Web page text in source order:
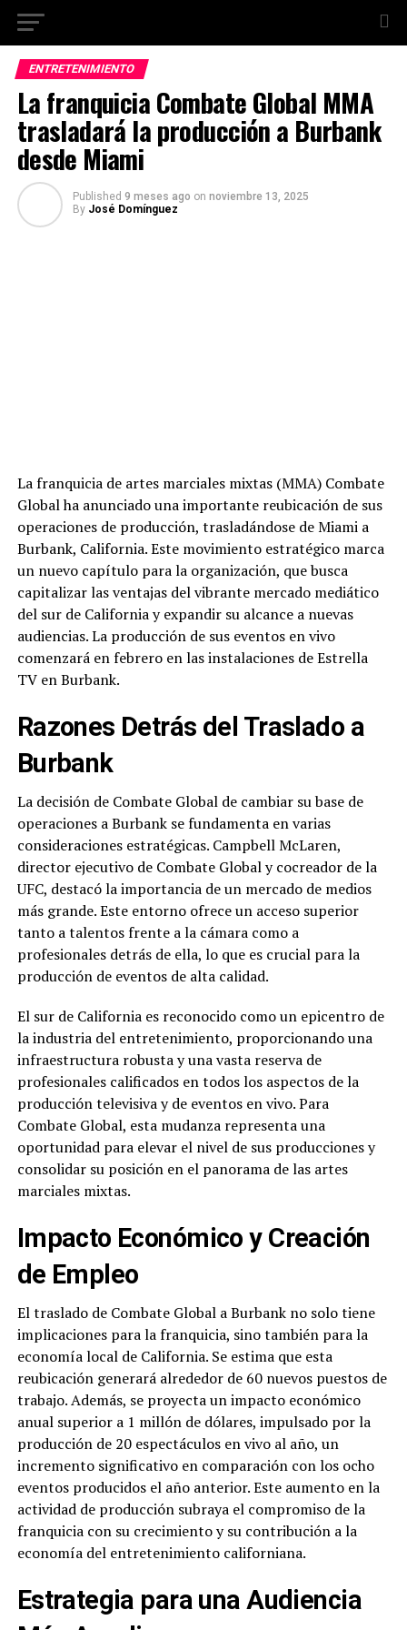
ENTRETENIMIENTO
La franquicia Combate Global MMA
trasladará la producción a Burbank
desde Miami
Published 9 meses ago on noviembre 13, 2025
By José Domínguez
La franquicia de artes marciales mixtas (MMA) Combate
Global ha anunciado una importante reubicación de sus
operaciones de producción, trasladándose de Miami a
Burbank, California. Este movimiento estratégico marca
un nuevo capítulo para la organización, que busca
capitalizar las ventajas del vibrante mercado mediático
del sur de California y expandir su alcance a nuevas
audiencias. La producción de sus eventos en vivo
comenzará en febrero en las instalaciones de Estrella
TV en Burbank.
Razones Detrás del Traslado a
Burbank
La decisión de Combate Global de cambiar su base de
operaciones a Burbank se fundamenta en varias
consideraciones estratégicas. Campbell McLaren,
director ejecutivo de Combate Global y cocreador de la
UFC, destacó la importancia de un mercado de medios
más grande. Este entorno ofrece un acceso superior
tanto a talentos frente a la cámara como a
profesionales detrás de ella, lo que es crucial para la
producción de eventos de alta calidad.
El sur de California es reconocido como un epicentro de
la industria del entretenimiento, proporcionando una
infraestructura robusta y una vasta reserva de
profesionales calificados en todos los aspectos de la
producción televisiva y de eventos en vivo. Para
Combate Global, esta mudanza representa una
oportunidad para elevar el nivel de sus producciones y
consolidar su posición en el panorama de las artes
marciales mixtas.
Impacto Económico y Creación
de Empleo
El traslado de Combate Global a Burbank no solo tiene
implicaciones para la franquicia, sino también para la
economía local de California. Se estima que esta
reubicación generará alrededor de 60 nuevos puestos de
trabajo. Además, se proyecta un impacto económico
anual superior a 1 millón de dólares, impulsado por la
producción de 20 espectáculos en vivo al año, un
incremento significativo en comparación con los ocho
eventos producidos el año anterior. Este aumento en la
actividad de producción subraya el compromiso de la
franquicia con su crecimiento y su contribución a la
economía del entretenimiento californiana.
Estrategia para una Audiencia